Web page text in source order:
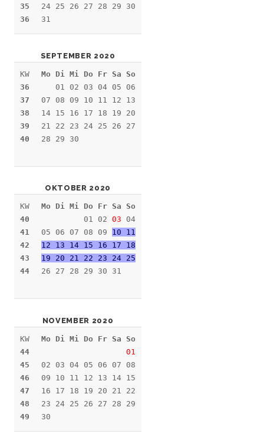
35
36
24 25 26 27 28 29 30
31
SEPTEMBER 2020
KW
36
37
38
39
40
Mo Di Mi Do Fr Sa So
01 02 03 04 05 06
07 08 09 10 11 12 13
14 15 16 17 18 19 20
21 22 23 24 25 26 27
28 29 30
OKTOBER 2020
KW
40
41
42
43
44
Mo Di Mi Do Fr Sa So
01 02 03 04
05 06 07 08 09 10 11
12 13 14 15 16 17 18
19 20 21 22 23 24 25
26 27 28 29 30 31
NOVEMBER 2020
KW
44
45
46
47
48
49
Mo Di Mi Do Fr Sa So
01
02 03 04 05 06 07 08
09 10 11 12 13 14 15
16 17 18 19 20 21 22
23 24 25 26 27 28 29
30